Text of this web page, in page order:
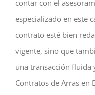
contar con el
especializado en este
contrato esté bien
vigente, sino que
una transacción fluida
Contratos de Arras en